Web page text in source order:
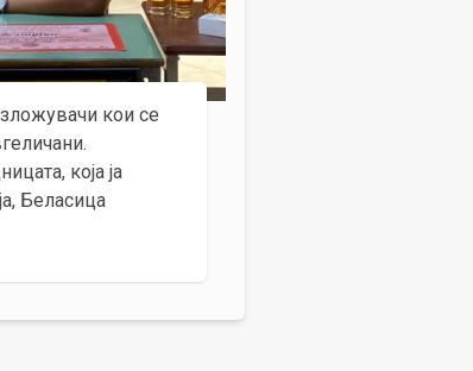
кои се
која ја
Беласица